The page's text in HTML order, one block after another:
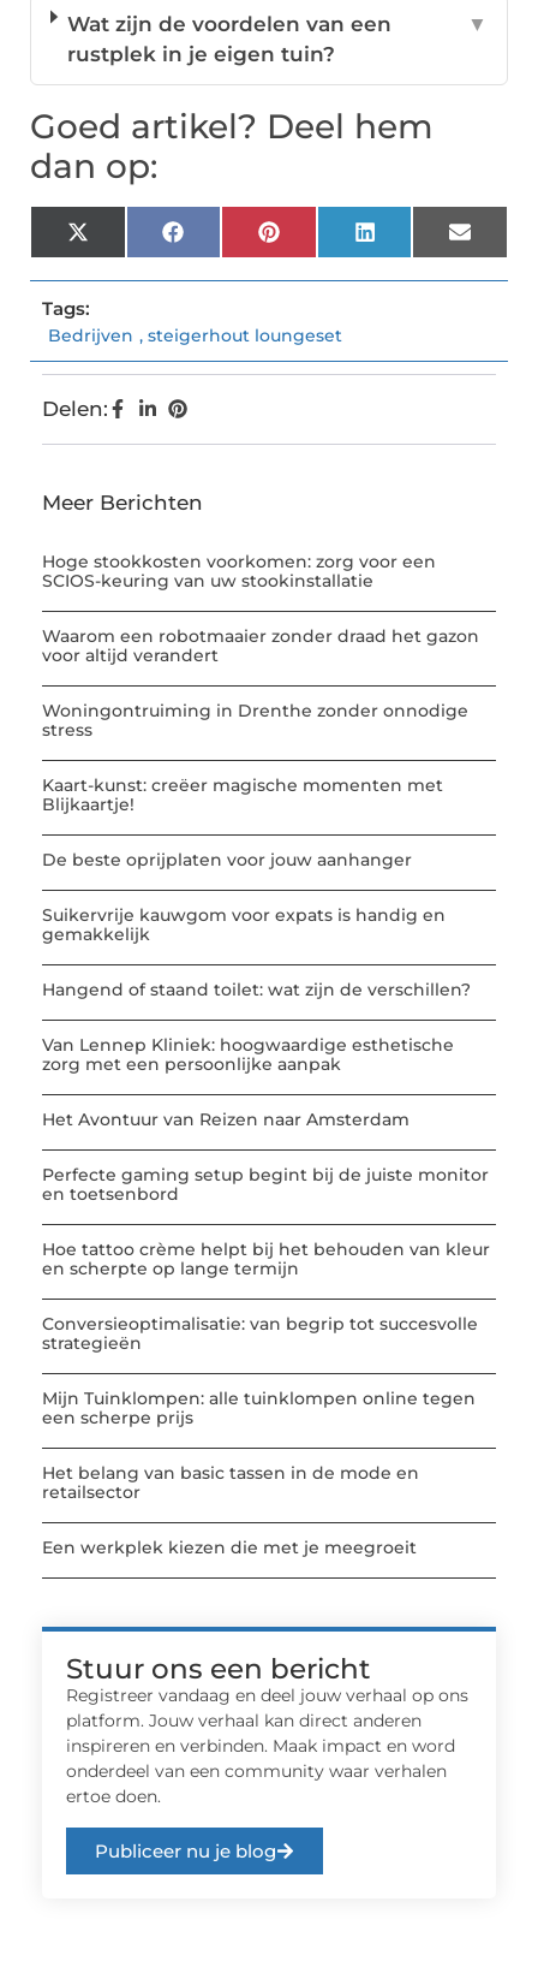
Wat zijn de voordelen van een
rustplek in je eigen tuin?
▼
Goed artikel? Deel hem
dan op:
X
(Twitter)
FacebookPinterestLinkedInEmail
Tags:
Bedrijven , steigerhout loungeset
Delen:
Meer Berichten
Hoge stookkosten voorkomen: zorg voor een
SCIOS-keuring van uw stookinstallatie
Waarom een robotmaaier zonder draad het gazon
voor altijd verandert
Woningontruiming in Drenthe zonder onnodige
stress
Kaart-kunst: creëer magische momenten met
Blijkaartje!
De beste oprijplaten voor jouw aanhanger
Suikervrije kauwgom voor expats is handig en
gemakkelijk
Hangend of staand toilet: wat zijn de verschillen?
Van Lennep Kliniek: hoogwaardige esthetische
zorg met een persoonlijke aanpak
Het Avontuur van Reizen naar Amsterdam
Perfecte gaming setup begint bij de juiste monitor
en toetsenbord
Hoe tattoo crème helpt bij het behouden van kleur
en scherpte op lange termijn
Conversieoptimalisatie: van begrip tot succesvolle
strategieën
Mijn Tuinklompen: alle tuinklompen online tegen
een scherpe prijs
Het belang van basic tassen in de mode en
retailsector
Een werkplek kiezen die met je meegroeit
Stuur ons een bericht
Registreer vandaag en deel jouw verhaal op ons
platform. Jouw verhaal kan direct anderen
inspireren en verbinden. Maak impact en word
onderdeel van een community waar verhalen
ertoe doen.
Publiceer nu je blog